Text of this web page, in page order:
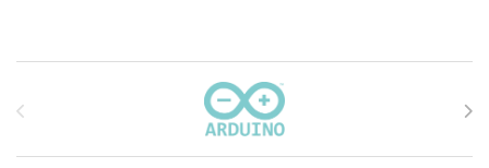
Carrusel de marcas